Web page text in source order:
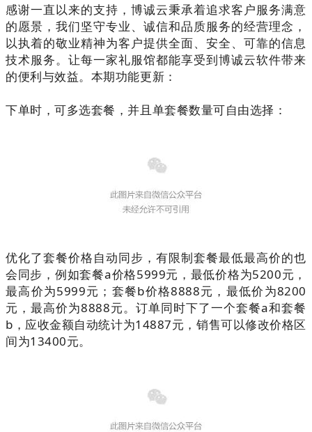
感谢一直以来的支持，博诚云秉承着追求客户服务满意
的愿景，我们坚守专业、诚信和品质服务的经营理念，
以执着的敬业精神为客户提供全面、安全、可靠的信息
技术服务。让每一家礼服馆都能享受到博诚云软件带来
的便利与效益。本期功能更新：
下单时，可多选套餐，并且单套餐数量可自由选择：
优化了套餐价格自动同步，有限制套餐最低最高价的也
会同步，例如套餐a价格5999元，最低价格为5200元，
最高价为5999元；套餐b价格8888元，最低价为8200
元，最高价为8888元。订单同时下了一个套餐a和套餐
b，应收金额自动统计为14887元，销售可以修改价格区
间为13400元。